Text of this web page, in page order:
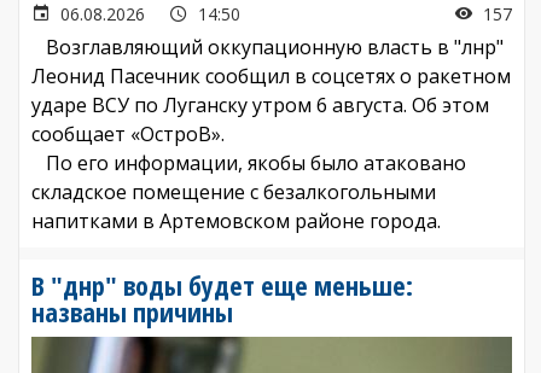
06.08.2026 14:50 157
Возглавляющий оккупационную власть в "лнр"
Леонид Пасечник сообщил в соцсетях о ракетном
ударе ВСУ по Луганску утром 6 августа. Об этом
сообщает «ОстроВ».
По его информации, якобы было атаковано
складское помещение с безалкогольными
напитками в Артемовском районе города.
В "днр" воды будет еще меньше:
названы причины